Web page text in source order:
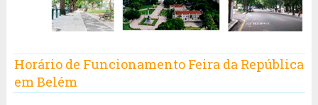
Horário de Funcionamento Feira da República
em Belém